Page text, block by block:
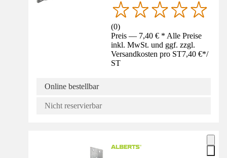
(0)
Preis — 7,40 € * Alle Preise
inkl. MwSt. und ggf. zzgl.
Versandkosten pro ST7,40 €*/
ST
Online bestellbar
Nicht reservierbar